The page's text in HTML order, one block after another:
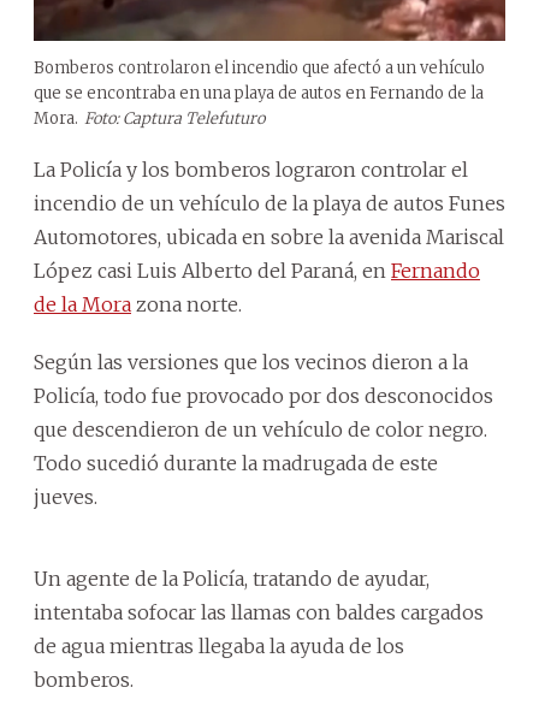
Bomberos controlaron el incendio que afectó a un vehículo
que se encontraba en una playa de autos en Fernando de la
Mora. Foto: Captura Telefuturo
La Policía y los bomberos lograron controlar el
incendio de un vehículo de la playa de autos Funes
Automotores, ubicada en sobre la avenida Mariscal
López casi Luis Alberto del Paraná, en Fernando
de la Mora zona norte.
Según las versiones que los vecinos dieron a la
Policía, todo fue provocado por dos desconocidos
que descendieron de un vehículo de color negro.
Todo sucedió durante la madrugada de este
jueves.
Un agente de la Policía, tratando de ayudar,
intentaba sofocar las llamas con baldes cargados
de agua mientras llegaba la ayuda de los
bomberos.